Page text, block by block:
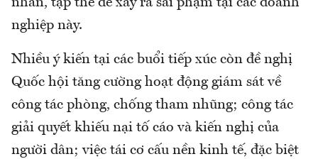
nghiệp này.
Nhiều ý kiến tại các buổi tiếp xúc còn đề nghị
Quốc hội tăng cường hoạt động giám sát về
công tác phòng, chống tham nhũng; công tác
giải quyết khiếu nại tố cáo và kiến nghị của
người dân; việc tái cơ cấu nền kinh tế, đặc biệt